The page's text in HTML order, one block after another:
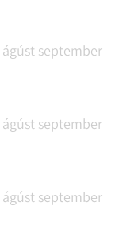
ágúst september
ágúst september
ágúst september